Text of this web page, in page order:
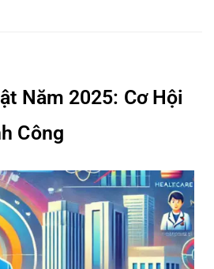
Năm 2025: Cơ Hội
Công